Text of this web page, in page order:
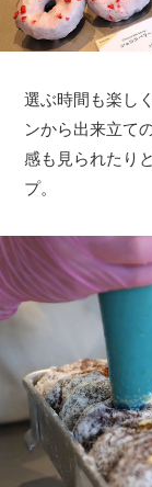
選ぶ時間も楽し
ンから出来立て
感も見られたり
プ。